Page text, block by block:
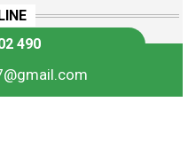
490